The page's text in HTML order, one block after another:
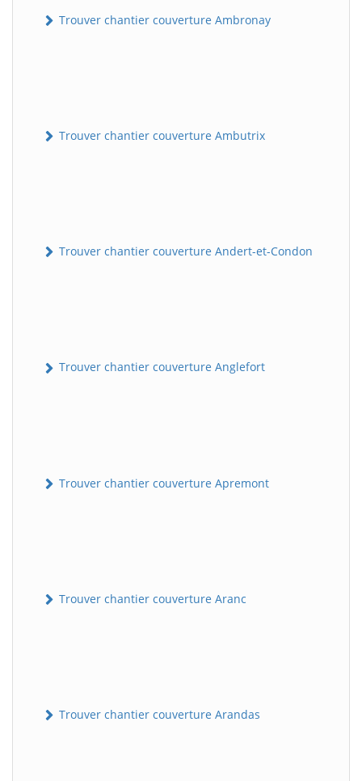
Trouver chantier couverture Ambronay
Trouver chantier couverture Ambutrix
Trouver chantier couverture Andert-et-Condon
Trouver chantier couverture Anglefort
Trouver chantier couverture Apremont
Trouver chantier couverture Aranc
Trouver chantier couverture Arandas